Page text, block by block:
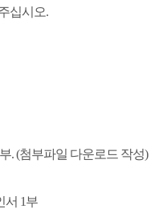
십시오.
. (첨부파일 다운로드 작성)
서 1부